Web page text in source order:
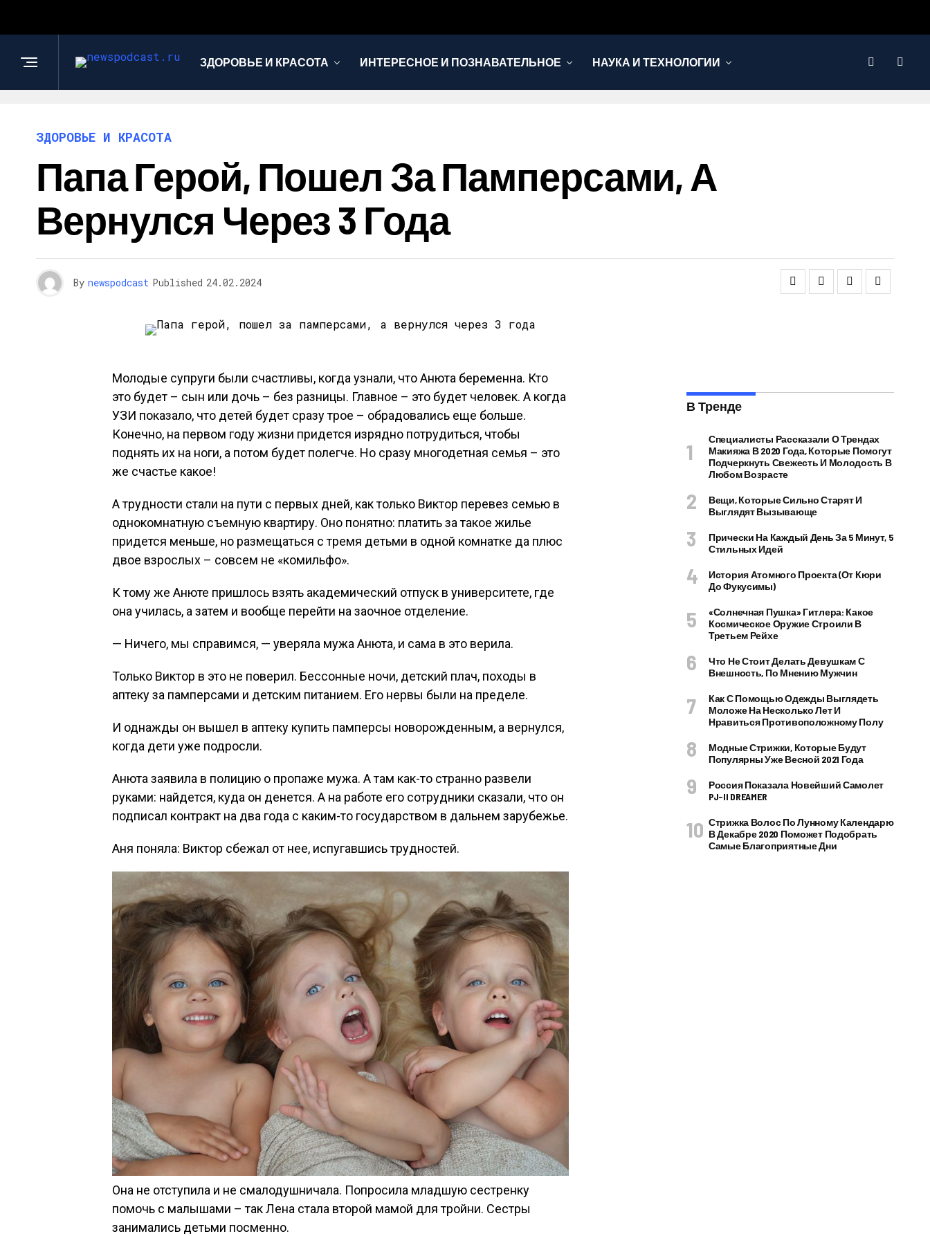
ЗДОРОВЬЕ И КРАСОТА ИНТЕРЕСНОЕ И ПОЗНАВАТЕЛЬНОЕ НАУКА И ТЕХНОЛОГИИ
ЗДОРОВЬЕ И КРАСОТА
Папа Герой, Пошел За Памперсами, А
Вернулся Через 3 Года
By newspodcast Published 24.02.2024
Молодые супруги были счастливы, когда узнали, что Анюта беременна. Кто
это будет – сын или дочь – без разницы. Главное – это будет человек. А когда
УЗИ показало, что детей будет сразу трое – обрадовались еще больше.
Конечно, на первом году жизни придется изрядно потрудиться, чтобы
поднять их на ноги, а потом будет полегче. Но сразу многодетная семья – это
же счастье какое!
А трудности стали на пути с первых дней, как только Виктор перевез семью в
однокомнатную съемную квартиру. Оно понятно: платить за такое жилье
придется меньше, но размещаться с тремя детьми в одной комнатке да плюс
двое взрослых – совсем не «комильфо».
К тому же Анюте пришлось взять академический отпуск в университете, где
она училась, а затем и вообще перейти на заочное отделение.
— Ничего, мы справимся, — уверяла мужа Анюта, и сама в это верила.
Только Виктор в это не поверил. Бессонные ночи, детский плач, походы в
аптеку за памперсами и детским питанием. Его нервы были на пределе.
И однажды он вышел в аптеку купить памперсы новорожденным, а вернулся,
когда дети уже подросли.
Анюта заявила в полицию о пропаже мужа. А там как-то странно развели
руками: найдется, куда он денется. А на работе его сотрудники сказали, что он
подписал контракт на два года с каким-то государством в дальнем зарубежье.
Аня поняла: Виктор сбежал от нее, испугавшись трудностей.
Она не отступила и не смалодушничала. Попросила младшую сестренку
помочь с малышами – так Лена стала второй мамой для тройни. Сестры
занимались детьми посменно.
В Тренде
Специалисты Рассказали О Трендах
Макияжа В 2020 Года, Которые Помогут
Подчеркнуть Свежесть И Молодость В
Любом Возрасте
Вещи, Которые Сильно Старят И
Выглядят Вызывающе
Прически На Каждый День За 5 Минут, 5
Стильных Идей
История Атомного Проекта (от Кюри
До Фукусимы)
«Солнечная Пушка» Гитлера: Какое
Космическое Оружие Строили В
Третьем Рейхе
Что Не Стоит Делать Девушкам С
Внешность, По Мнению Мужчин
Как С Помощью Одежды Выглядеть
Моложе На Несколько Лет И
Нравиться Противоположному Полу
Модные Стрижки, Которые Будут
Популярны Уже Весной 2021 Года
Россия Показала Новейший Самолет
PJ–II DREAMER
Стрижка Волос По Лунному Календарю
В Декабре 2020 Поможет Подобрать
Самые Благоприятные Дни